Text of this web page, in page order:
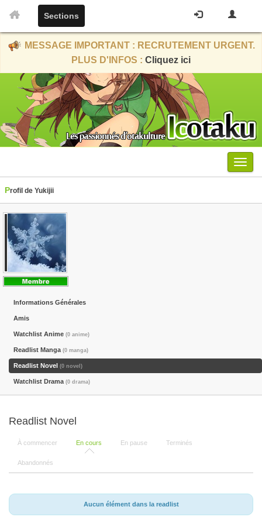
Sections
MESSAGE IMPORTANT : RECRUTEMENT URGENT.
PLUS D'INFOS : Cliquez ici
Menu
Profil de Yukijii
Informations Générales
Amis
Watchlist Anime (0 anime)
Readlist Manga (0 manga)
Readlist Novel (0 novel)
Watchlist Drama (0 drama)
Readlist Novel
À commencer En cours En pause Terminés
Abandonnés
Aucun élément dans la readlist